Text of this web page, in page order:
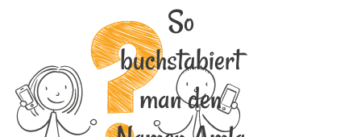
So
buchstabiert
man den